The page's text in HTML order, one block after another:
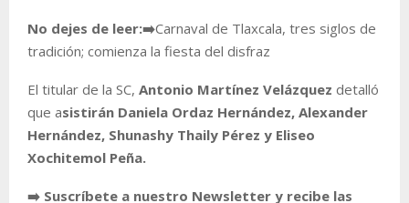
No dejes de leer:➡️Carnaval de Tlaxcala, tres siglos de
tradición; comienza la fiesta del disfraz
El titular de la SC, Antonio Martínez Velázquez detalló
que asistirán Daniela Ordaz Hernández, Alexander
Hernández, Shunashy Thaily Pérez y Eliseo
Xochitemol Peña.
➡️ Suscríbete a nuestro Newsletter y recibe las